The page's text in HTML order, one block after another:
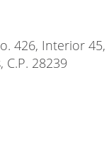
426, Interior 45,
28239